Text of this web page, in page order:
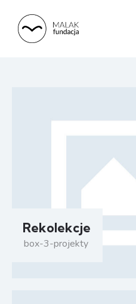
Rekolekcje
box-3-projekty